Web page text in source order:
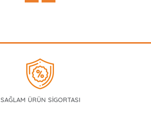
SAĞLAM ÜRÜN SİGORTASI